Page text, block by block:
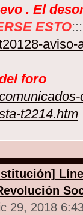
. El
ESTO:::
foro
t2214.htm
29, 2018